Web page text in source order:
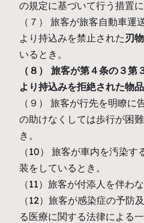
の規定に基づいて行う措置に
（７） 旅客が旅客自動車運
より持込みを禁止された 刃
いるとき。
（８） 旅客が第４条の３
より持込みを拒絶された物
（９） 旅客が行先を明瞭に
の助けなくしては歩行が困
き。
（10） 旅客が車内を汚染
装をしているとき。
（11）旅客が付添人を伴わ
（12）旅客が感染症の予防
る医療に関する法律による